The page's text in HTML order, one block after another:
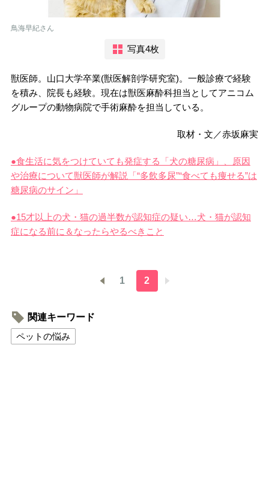
鳥海早紀さん
写真4枚
獣医師。山口大学卒業(獣医解剖学研究室)。一般診療で経験
を積み、院長も経験。現在は獣医麻酔科担当としてアニコム
グループの動物病院で手術麻酔を担当している。
取材・文／赤坂麻実
●食生活に気をつけていても発症する「犬の糖尿病」、原因
や治療について獣医師が解説「“多飲多尿”“食べても痩せる”は
糖尿病のサイン」
●15才以上の犬・猫の過半数が認知症の疑い…犬・猫が認知
症になる前に＆なったらやるべきこと
1 2
関連キーワード
ペットの悩み